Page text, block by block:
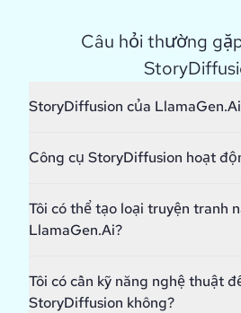
Câu hỏi thường
StoryDiffusion của
Công cụ StoryDiffusion hoạt
Tôi có thể tạo loại truyện tranh
LlamaGen.Ai?
Tôi có cần kỹ năng nghệ thuật
StoryDiffusion không?